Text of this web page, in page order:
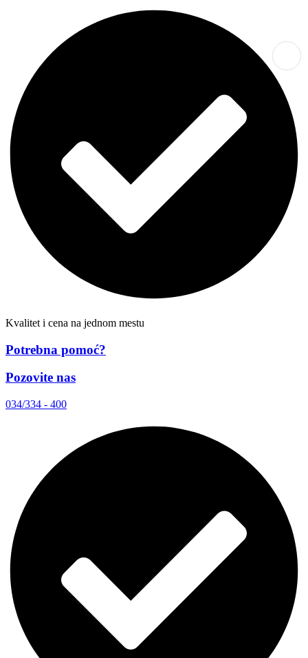
Kvalitet i cena na jednom mestu
Potrebna pomoć?
Pozovite nas
034/334 - 400